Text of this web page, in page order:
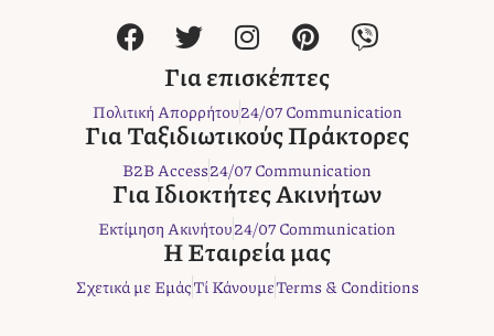
F
a
e
b
o
o
k
T
w
i
t
t
e
r
I
n
s
t
a
g
r
a
m
P
i
n
t
e
r
e
s
t
V
i
e
r
Για επισκέπτες
Πολιτική Απορρήτου24/07 Communication
Για Ταξιδιωτικούς Πράκτορες
B2B Access24/07 Communication
Για Ιδιοκτήτες Ακινήτων
Εκτίμηση Ακινήτου24/07 Communication
Η Εταιρεία μας
Σχετικά με ΕμάςΤί ΚάνουμεTerms & Conditions